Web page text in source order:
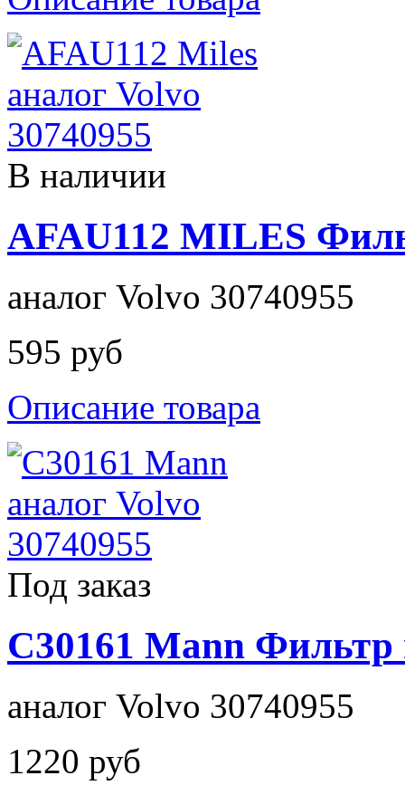
В наличии
AFAU112 MILES
аналог Volvo 30740955
595 руб
Описание товара
Под заказ
C30161 Mann
аналог Volvo 30740955
1220 руб